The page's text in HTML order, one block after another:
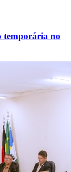
temporária no